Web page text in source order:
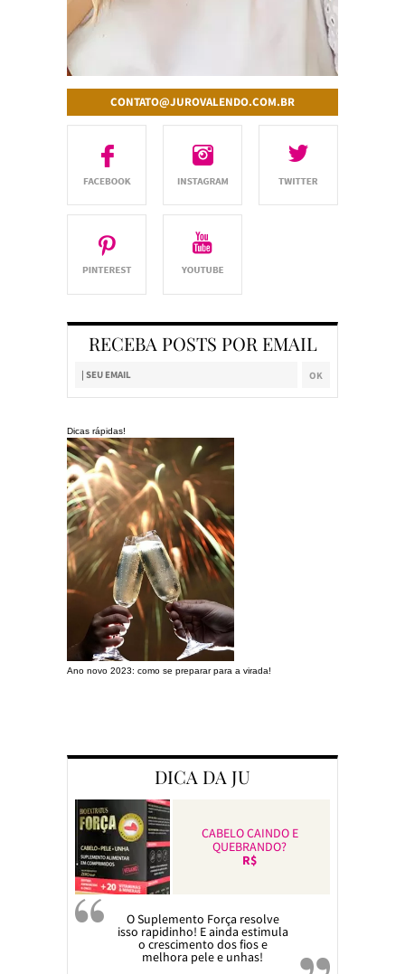
CONTATO@JUROVALENDO.COM.BR
RECEBA POSTS POR EMAIL
Dicas rápidas!
Ano novo 2023: como se preparar para a virada!
DICA DA JU
CABELO CAINDO E
QUEBRANDO?
R$
O Suplemento Força resolve
isso rapidinho! E ainda estimula
o crescimento dos fios e
melhora pele e unhas!